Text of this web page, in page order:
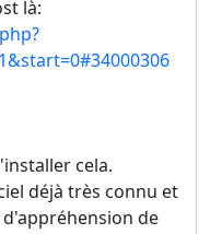
là:
cela.
déjà très connu et
de